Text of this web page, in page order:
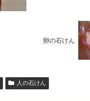
卵の石けん
人の石けん